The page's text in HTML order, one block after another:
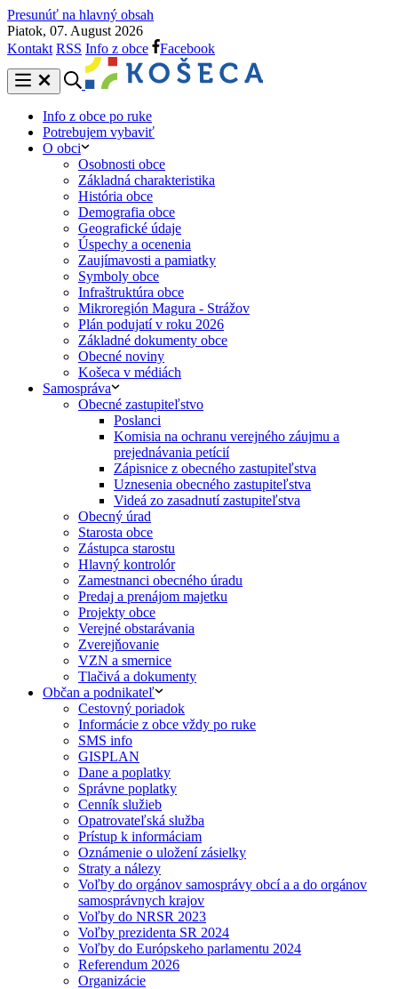
Presunúť na hlavný obsah
Piatok, 07. August 2026
Kontakt RSS Info z obce Facebook
Info z obce po ruke
Potrebujem vybaviť
O obci
Osobnosti obce
Základná charakteristika
História obce
Demografia obce
Geografické údaje
Úspechy a ocenenia
Zaujímavosti a pamiatky
Symboly obce
Infraštruktúra obce
Mikroregión Magura - Strážov
Plán podujatí v roku 2026
Základné dokumenty obce
Obecné noviny
Košeca v médiách
Samospráva
Obecné zastupiteľstvo
Poslanci
Komisia na ochranu verejného záujmu a
prejednávania petícií
Zápisnice z obecného zastupiteľstva
Uznesenia obecného zastupiteľstva
Videá zo zasadnutí zastupiteľstva
Obecný úrad
Starosta obce
Zástupca starostu
Hlavný kontrolór
Zamestnanci obecného úradu
Predaj a prenájom majetku
Projekty obce
Verejné obstarávania
Zverejňovanie
VZN a smernice
Tlačivá a dokumenty
Občan a podnikateľ
Cestovný poriadok
Informácie z obce vždy po ruke
SMS info
GISPLAN
Dane a poplatky
Správne poplatky
Cenník služieb
Opatrovateľská služba
Prístup k informáciam
Oznámenie o uložení zásielky
Straty a nálezy
Voľby do orgánov samosprávy obcí a a do orgánov
samosprávnych krajov
Voľby do NRSR 2023
Voľby prezidenta SR 2024
Voľby do Európskeho parlamentu 2024
Referendum 2026
Organizácie